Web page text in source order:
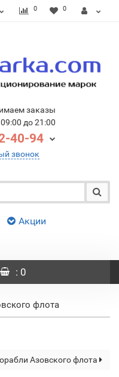
0 0
заказы
до 21:00
40-94
звонок
Акции
: 0
флота
Азовского флота